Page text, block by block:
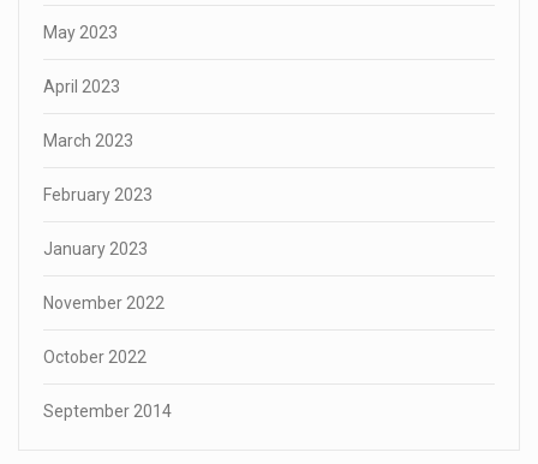
May 2023
April 2023
March 2023
February 2023
January 2023
November 2022
October 2022
September 2014